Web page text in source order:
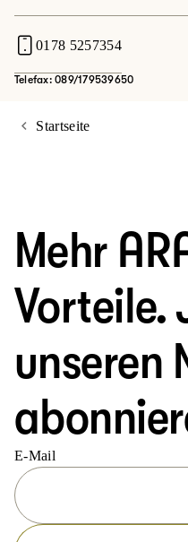
0178 5257354
Telefax: 089/179539650
Startseite
Mehr
Vorteile.
unseren
E-Mail